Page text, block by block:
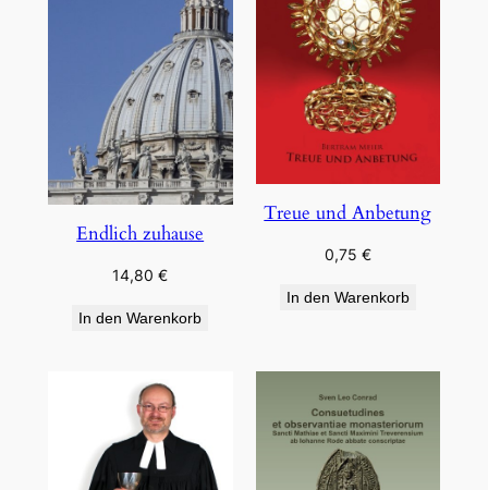
Endlich zuhause
14,80€
In den Warenkorb
Treue und Anbetung
0,75 €
In den Warenkorb